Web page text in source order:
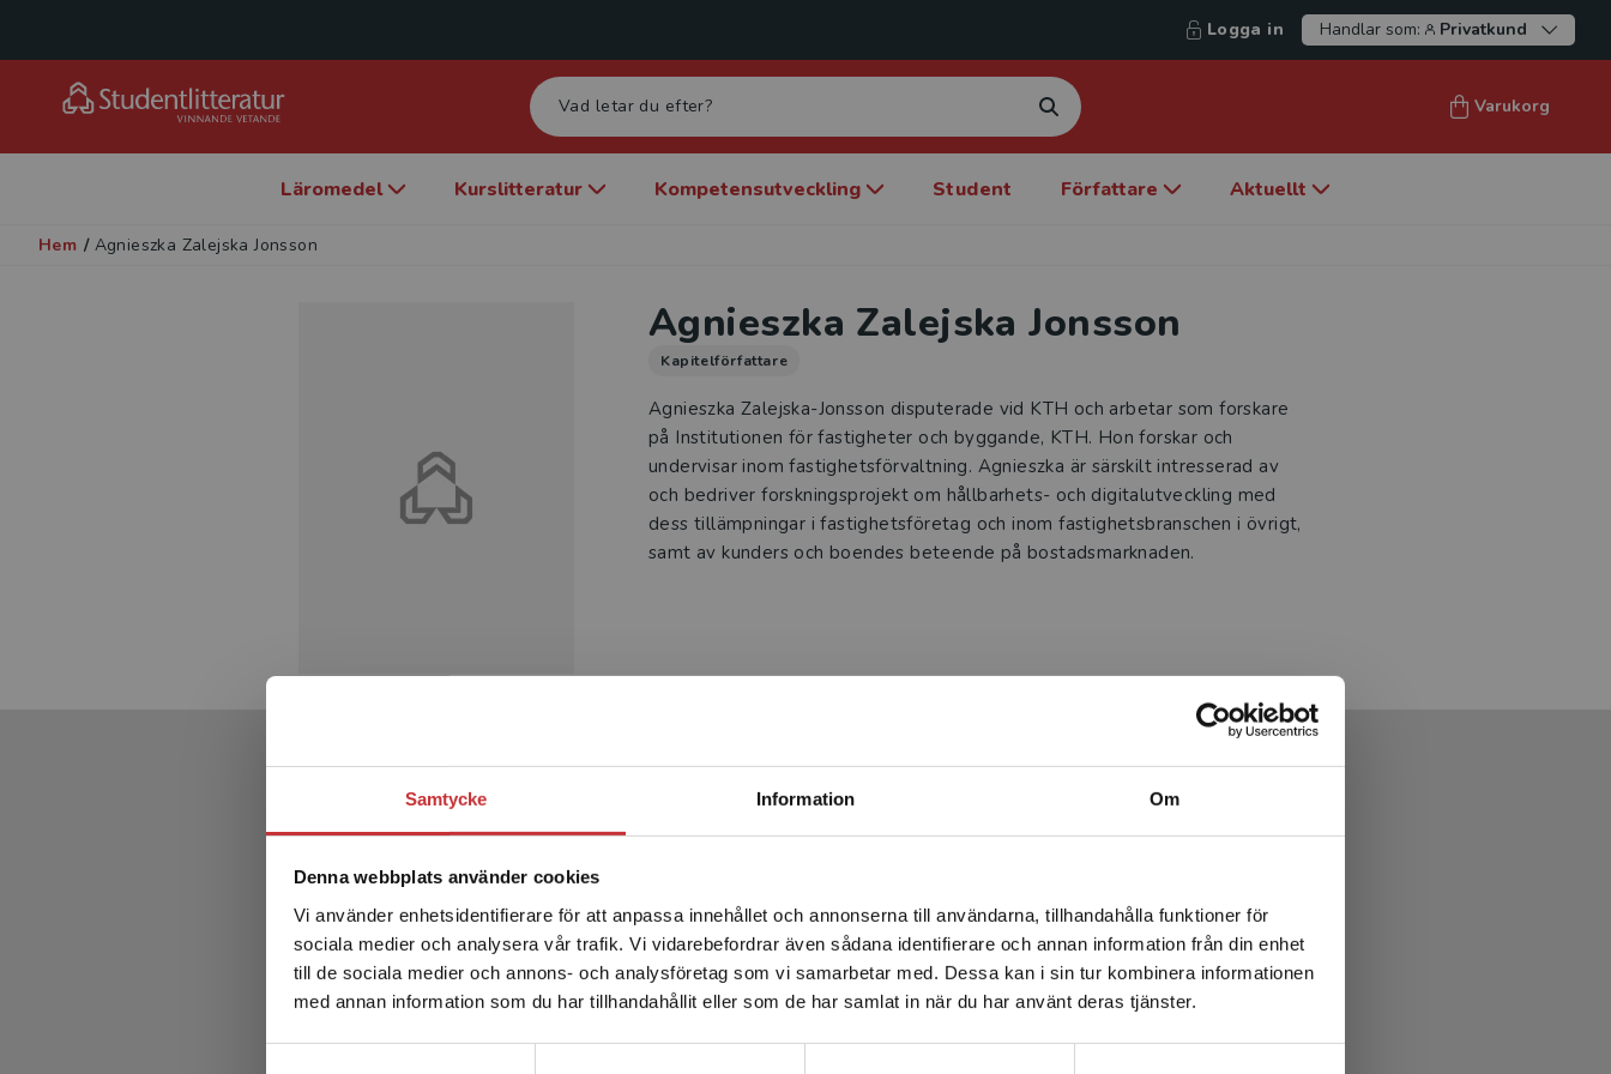
Samtycke Information Om
Denna webbplats använder cookies
Vi använder enhetsidentifierare för att anpassa innehållet och annonserna till användarna, tillhandahålla funktioner för
sociala medier och analysera vår trafik. Vi vidarebefordrar även sådana identifierare och annan information från din enhet
till de sociala medier och annons- och analysföretag som vi samarbetar med. Dessa kan i sin tur kombinera informationen
med annan information som du har tillhandahållit eller som de har samlat in när du har använt deras tjänster.
Begränsad fraktregion
Det verkar som att du besöker studentlitteratur.se via en
enhet utanför Sverige. Vi erbjuder inte leveranser utanför
Sverige. För att kunna slutföra ett köp måste
leveransadressen vara i Sverige.Läs mer
Logga in Handlar som: Privatkund
Varukorg
Läromedel Kurslitteratur Kompetensutveckling Student Författare Aktuellt
Hem / Agnieszka Zalejska Jonsson
Agnieszka Zalejska Jonsson
Kapitelförfattare
Agnieszka Zalejska-Jonsson disputerade vid KTH och arbetar som forskare
på Institutionen för fastigheter och byggande, KTH. Hon forskar och
undervisar inom fastighetsförvaltning. Agnieszka är särskilt intresserad av
och bedriver forskningsprojekt om hållbarhets- och digitalutveckling med
dess tillämpningar i fastighetsföretag och inom fastighetsbranschen i övrigt,
samt av kunders och boendes beteende på bostadsmarknaden.
Produkter